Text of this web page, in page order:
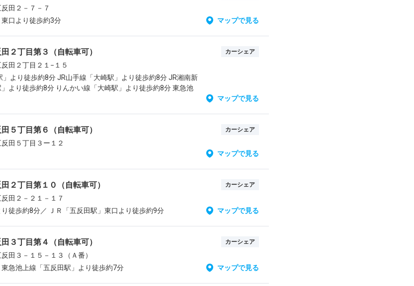
田２－７－７
東口より徒歩約3分
マップで見る
２丁目第３（自転車可） カーシェア
田２丁目２１−１５
」より徒歩約8分 JR山手線「大崎駅」より徒歩約8分 JR湘南新
より徒歩約8分 りんかい線「大崎駅」より徒歩約8分 東急池
マップで見る
５丁目第６（自転車可） カーシェア
田５丁目３ー１２
マップで見る
２丁目第１０（自転車可） カーシェア
田２－２１－１７
り徒歩約8分／ ＪＲ「五反田駅」東口より徒歩約9分
マップで見る
３丁目第４（自転車可） カーシェア
田３－１５－１３（Ａ番）
急池上線「五反田駅」より徒歩約7分
マップで見る